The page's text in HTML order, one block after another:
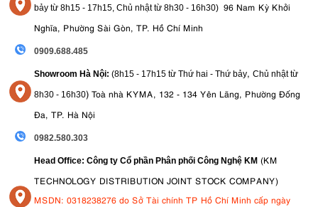
bảy từ 8h15 - 17h15, Chủ nhật từ 8h30 - 16h30) 96 Nam Kỳ Khởi
Nghĩa, Phường Sài Gòn, TP. Hồ Chí Minh
0909.688.485
Showroom Hà Nội: (8h15 - 17h15 từ Thứ hai - Thứ bảy, Chủ nhật từ
8h30 - 16h30) Toà nhà KYMA, 132 - 134 Yên Lãng, Phường Đống
Đa, TP. Hà Nội
0982.580.303
Head Office: Công ty Cổ phần Phân phối Công Nghệ KM (KM
TECHNOLOGY DISTRIBUTION JOINT STOCK COMPANY)
MSDN: 0318238276 do Sở Tài chính TP Hồ Chí Minh cấp ngày